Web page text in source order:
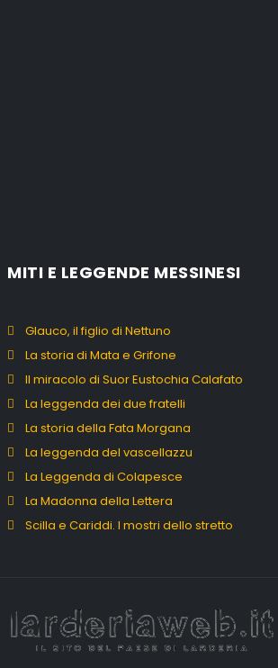
MITI E LEGGENDE MESSINESI
Glauco, il figlio di Nettuno
La storia di Mata e Grifone
Il miracolo di Suor Eustochia Calafato
La leggenda dei due fratelli
La storia della Fata Morgana
La leggenda del vascellazzu
La Leggenda di Colapesce
La Madonna della Lettera
Scilla e Cariddi. I mostri dello stretto